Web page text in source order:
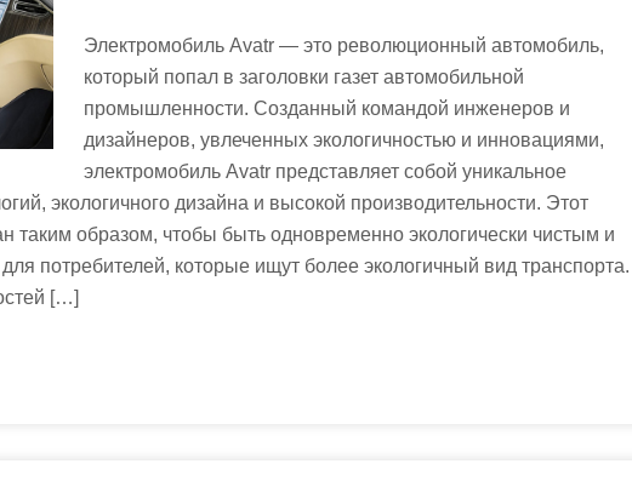
Электромобиль Avatr — это революционный автомобиль,
который попал в заголовки газет автомобильной
промышленности. Созданный командой инженеров и
дизайнеров, увлеченных экологичностью и инновациями,
электромобиль Avatr представляет собой уникальное
экологичного дизайна и высокой производительности. Этот
таким образом, чтобы быть одновременно экологически чистым и
потребителей, которые ищут более экологичный вид транспорта.
[…]